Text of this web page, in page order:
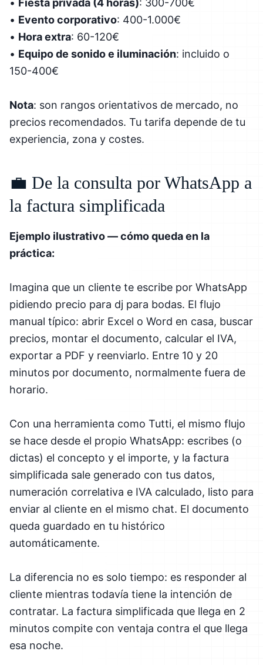
• Fiesta privada (4 horas): 300-700€
• Evento corporativo: 400-1.000€
• Hora extra: 60-120€
• Equipo de sonido e iluminación: incluido o
150-400€
Nota: son rangos orientativos de mercado, no
precios recomendados. Tu tarifa depende de tu
experiencia, zona y costes.
💼 De la consulta por WhatsApp a
la factura simplificada
Ejemplo ilustrativo — cómo queda en la
práctica:
Imagina que un cliente te escribe por WhatsApp
pidiendo precio para dj para bodas. El flujo
manual típico: abrir Excel o Word en casa, buscar
precios, montar el documento, calcular el IVA,
exportar a PDF y reenviarlo. Entre 10 y 20
minutos por documento, normalmente fuera de
horario.
Con una herramienta como Tutti, el mismo flujo
se hace desde el propio WhatsApp: escribes (o
dictas) el concepto y el importe, y la factura
simplificada sale generado con tus datos,
numeración correlativa e IVA calculado, listo para
enviar al cliente en el mismo chat. El documento
queda guardado en tu histórico
automáticamente.
La diferencia no es solo tiempo: es responder al
cliente mientras todavía tiene la intención de
contratar. La factura simplificada que llega en 2
minutos compite con ventaja contra el que llega
esa noche.